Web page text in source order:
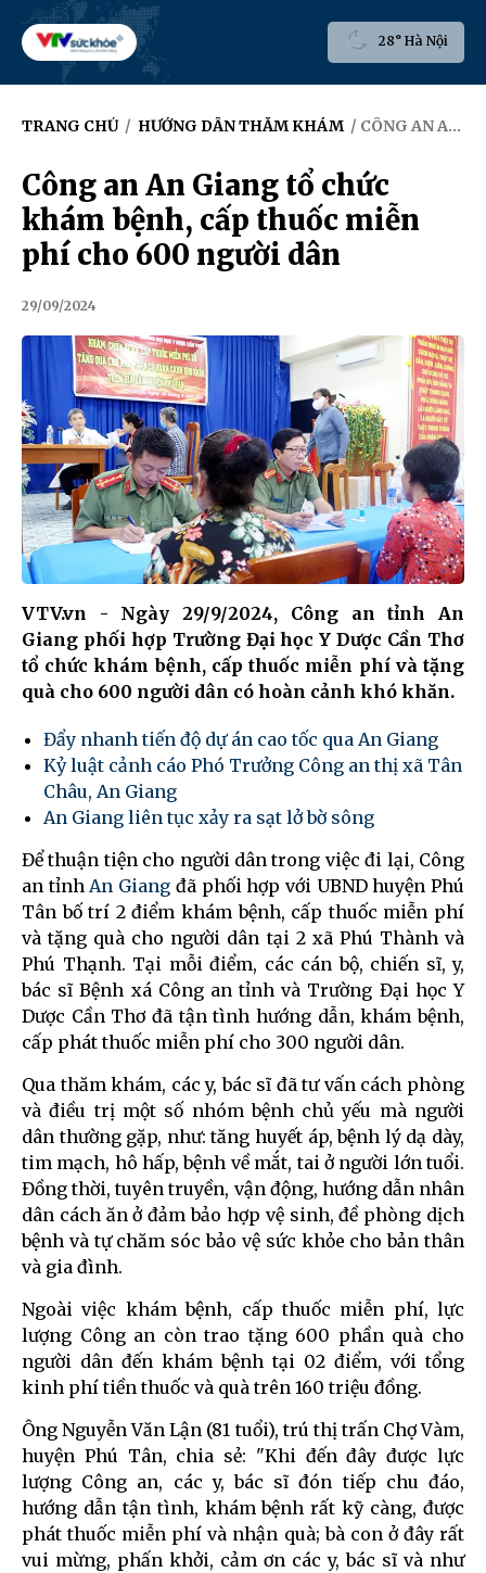
28° Hà Nội
TRANG CHỦ / HƯỚNG DẪN THĂM KHÁM / CÔNG AN AN GIANG TỔ CHỨC KHÁM BỆNH, CẤP THUỐC MIỄN PHÍ CHO 600 NGƯỜI DÂN
Công an An Giang tổ chức
khám bệnh, cấp thuốc miễn
phí cho 600 người dân
29/09/2024
VTV.vn - Ngày 29/9/2024, Công an tỉnh An
Giang phối hợp Trường Đại học Y Dược Cần Thơ
tổ chức khám bệnh, cấp thuốc miễn phí và tặng
quà cho 600 người dân có hoàn cảnh khó khăn.
Đẩy nhanh tiến độ dự án cao tốc qua An Giang
Kỷ luật cảnh cáo Phó Trưởng Công an thị xã Tân
Châu, An Giang
An Giang liên tục xảy ra sạt lở bờ sông
Để thuận tiện cho người dân trong việc đi lại, Công
an tỉnh An Giang đã phối hợp với UBND huyện Phú
Tân bố trí 2 điểm khám bệnh, cấp thuốc miễn phí
và tặng quà cho người dân tại 2 xã Phú Thành và
Phú Thạnh. Tại mỗi điểm, các cán bộ, chiến sĩ, y,
bác sĩ Bệnh xá Công an tỉnh và Trường Đại học Y
Dược Cần Thơ đã tận tình hướng dẫn, khám bệnh,
cấp phát thuốc miễn phí cho 300 người dân.
Qua thăm khám, các y, bác sĩ đã tư vấn cách phòng
và điều trị một số nhóm bệnh chủ yếu mà người
dân thường gặp, như: tăng huyết áp, bệnh lý dạ dày,
tim mạch, hô hấp, bệnh về mắt, tai ở người lớn tuổi.
Đồng thời, tuyên truyền, vận động, hướng dẫn nhân
dân cách ăn ở đảm bảo hợp vệ sinh, đề phòng dịch
bệnh và tự chăm sóc bảo vệ sức khỏe cho bản thân
và gia đình.
Ngoài việc khám bệnh, cấp thuốc miễn phí, lực
lượng Công an còn trao tặng 600 phần quà cho
người dân đến khám bệnh tại 02 điểm, với tổng
kinh phí tiền thuốc và quà trên 160 triệu đồng.
Ông Nguyễn Văn Lận (81 tuổi), trú thị trấn Chợ Vàm,
huyện Phú Tân, chia sẻ: "Khi đến đây được lực
lượng Công an, các y, bác sĩ đón tiếp chu đáo,
hướng dẫn tận tình, khám bệnh rất kỹ càng, được
phát thuốc miễn phí và nhận quà; bà con ở đây rất
vui mừng, phấn khởi, cảm ơn các y, bác sĩ và như